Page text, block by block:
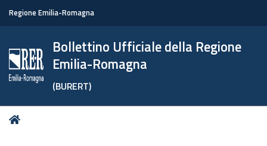
Regione Emilia-Romagna
Bollettino Ufficiale della Regione
Emilia-Romagna
(BURERT)
Tu